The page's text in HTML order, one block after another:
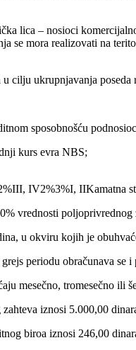
lica – nosioci
se mora realizovati na
cilju ukrupnjavanja
sposobnošću
kurs evra NBS;
IV2%3%I, IIKamatna
vrednosti
u okviru kojih je
periodu obračunava se
mesečno, tromesečno ili
iznosi 5.000,00
biroa iznosi 246,00